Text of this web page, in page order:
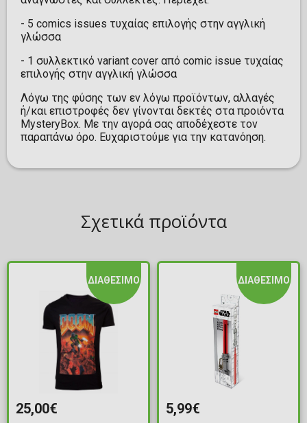
- 5 comics issues τυχαίας επιλογής στην αγγλική
γλώσσα
- 1 συλλεκτικό variant cover από comic issue τυχαίας
επιλογής στην αγγλική γλώσσα
Λόγω της φύσης των εν λόγω προϊόντων, αλλαγές
ή/και επιστροφές δεν γίνονται δεκτές στα προιόντα
MysteryBox. Με την αγορά σας αποδέχεστε τον
παραπάνω όρο. Ευχαριστούμε για την κατανόηση.
Σχετικά προϊόντα
ΔΙΑΘΕΣΙΜΟ
25,00€
ΔΙΑΘΕΣΙΜΟ
5,99€